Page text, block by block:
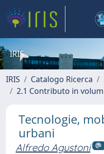
IRIS
IRIS Catalogo Ricerca
2.1 Contributo in
Tecnologie,
urbani
Alfredo Agustoni